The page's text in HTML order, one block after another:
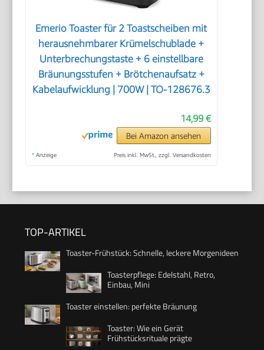
Emerio Toaster für 2 Toastscheiben mit
herausnehmbarer Krümelschublade +
Unterbrechungstaste + 6 einstellbare
Bräunungsstufen + Brötchenaufsatz +
Kabelaufwicklung | 700W | TO-128676.3
14,99 €
Bei Amazon ansehen
* Anzeige Preis inkl. MwSt., zzgl. Versandkosten
TOP-ARTIKEL
Toaster-Frühstück: Schnelle, leckere Morgenideen
Toasterpflege: Edelstahl, Retro,
Einbau, Mini
Toaster einstellen: perfekte Bräunung
Toaster: Wie ein Gerät
Frühstücksrituale prägte